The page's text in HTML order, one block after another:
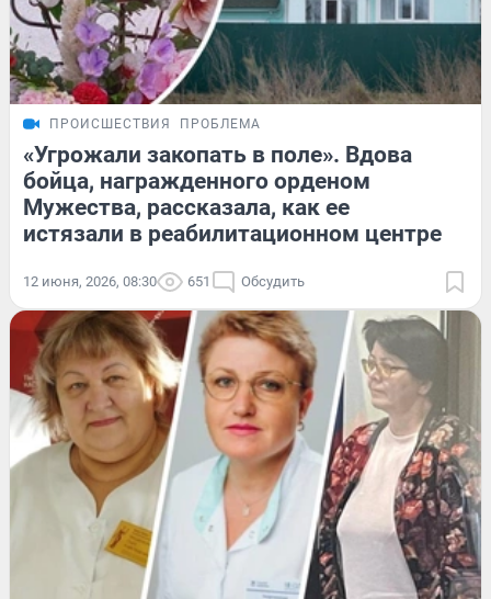
ПРОИСШЕСТВИЯ ПРОБЛЕМА
«Угрожали закопать в поле». Вдова
бойца, награжденного орденом
Мужества, рассказала, как ее
истязали в реабилитационном центре
12 июня, 2026, 08:30 651 Обсудить